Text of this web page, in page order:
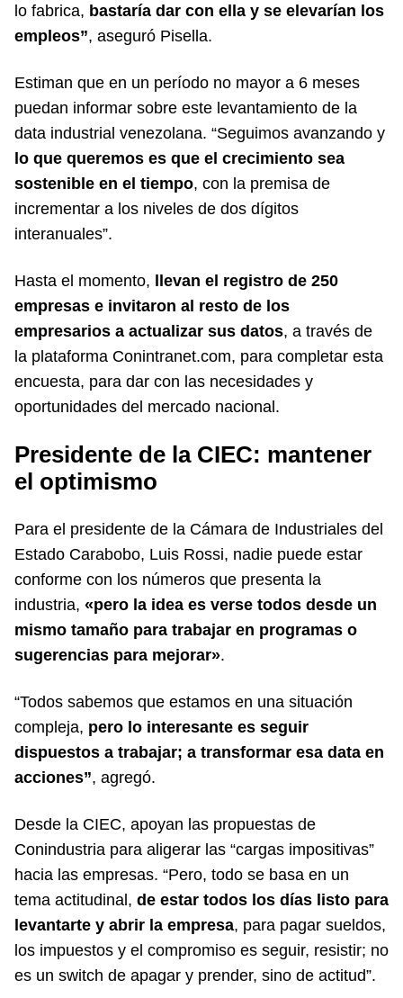
lo fabrica, bastaría dar con ella y se elevarían los
empleos”, aseguró Pisella.
Estiman que en un período no mayor a 6 meses
puedan informar sobre este levantamiento de la
data industrial venezolana. “Seguimos avanzando y
lo que queremos es que el crecimiento sea
sostenible en el tiempo, con la premisa de
incrementar a los niveles de dos dígitos
interanuales”.
Hasta el momento, llevan el registro de 250
empresas e invitaron al resto de los
empresarios a actualizar sus datos, a través de
la plataforma Conintranet.com, para completar esta
encuesta, para dar con las necesidades y
oportunidades del mercado nacional.
Presidente de la CIEC: mantener
el optimismo
Para el presidente de la Cámara de Industriales del
Estado Carabobo, Luis Rossi, nadie puede estar
conforme con los números que presenta la
industria, «pero la idea es verse todos desde un
mismo tamaño para trabajar en programas o
sugerencias para mejorar».
“Todos sabemos que estamos en una situación
compleja, pero lo interesante es seguir
dispuestos a trabajar; a transformar esa data en
acciones”, agregó.
Desde la CIEC, apoyan las propuestas de
Conindustria para aligerar las “cargas impositivas”
hacia las empresas. “Pero, todo se basa en un
tema actitudinal, de estar todos los días listo para
levantarte y abrir la empresa, para pagar sueldos,
los impuestos y el compromiso es seguir, resistir; no
es un switch de apagar y prender, sino de actitud”.